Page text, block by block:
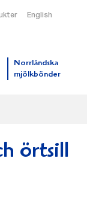
English
Norrländska
mjölkbönder
örtsill